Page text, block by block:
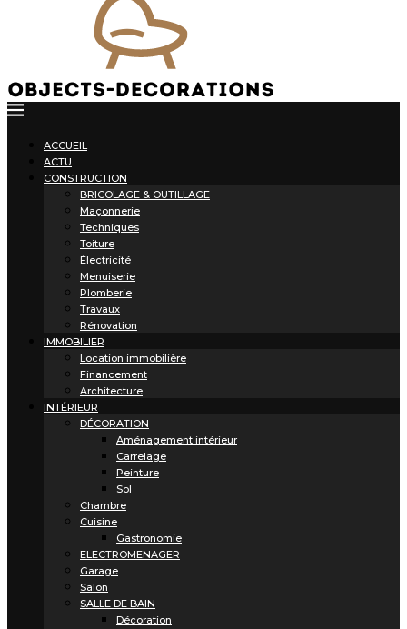
ACCUEIL
ACTU
CONSTRUCTION
BRICOLAGE & OUTILLAGE
Maçonnerie
Techniques
Toiture
Électricité
Menuiserie
Plomberie
Travaux
Rénovation
IMMOBILIER
Location immobilière
Financement
Architecture
INTÉRIEUR
DÉCORATION
Aménagement intérieur
Carrelage
Peinture
Sol
Chambre
Cuisine
Gastronomie
ELECTROMENAGER
Garage
Salon
SALLE DE BAIN
Décoration